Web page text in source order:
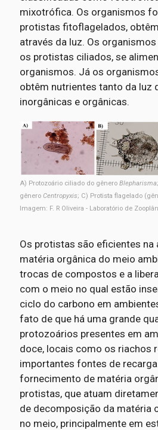
mixotrófica. Os organismos
protistas fitoflagelados,
através da luz. Os
os protistas ciliados, se
organismos. Já os
obtêm nutrientes tanto da luz
inorgânicas e orgânicas.
A) Protozoário ciliado do gênero Blepharisma
gênero Centropyxis; C) Protista flagelado
Imagem: F. R Oliveira - Laboratório de
Os protistas são eficientes na
matéria orgânica do meio
trocas de compostos e a
com o meio no qual estão
ciclo do carbono em
fato de que há uma grande
protozoários presentes em
doce, locais como os riachos
importantes fontes de
fornecimento de matéria
protistas, que atuam
de decomposição da matéria
no meio, principalmente em